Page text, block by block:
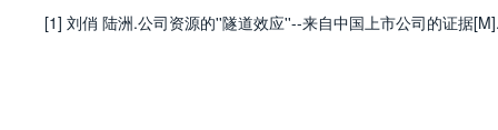
[1] 刘俏 陆洲.公司资源的''隧道效应''--来自中国上市公司的证据